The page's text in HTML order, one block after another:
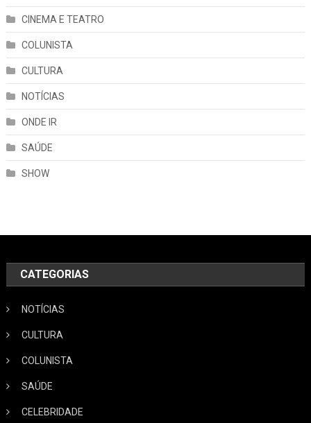
CINEMA E TEATRO
COLUNISTA
CULTURA
NOTÍCIAS
ONDE IR
SAÚDE
SHOW
CATEGORIAS
NOTÍCIAS
CULTURA
COLUNISTA
SAÚDE
CELEBRIDADE